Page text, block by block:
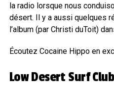
la radio lorsque nous
désert. Il y a aussi quelques
l’album (par Christi duToit)
Écoutez Cocaine Hippo en
Low Desert Surf